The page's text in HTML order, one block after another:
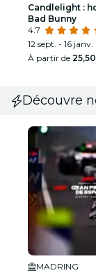
Candlelight :
Bad Bunny
4.7
12 sept. - 16 janv.
À partir de
Découvre
MADRING